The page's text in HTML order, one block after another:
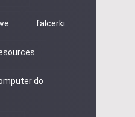
falcerki
do